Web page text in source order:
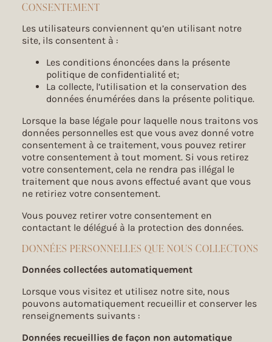
CONSENTEMENT
Les utilisateurs conviennent qu’en utilisant notre
site, ils consentent à :
Les conditions énoncées dans la présente
politique de confidentialité et;
La collecte, l’utilisation et la conservation des
données énumérées dans la présente politique.
Lorsque la base légale pour laquelle nous traitons vos
données personnelles est que vous avez donné votre
consentement à ce traitement, vous pouvez retirer
votre consentement à tout moment. Si vous retirez
votre consentement, cela ne rendra pas illégal le
traitement que nous avons effectué avant que vous
ne retiriez votre consentement.
Vous pouvez retirer votre consentement en
contactant le délégué à la protection des données.
DONNÉES PERSONNELLES QUE NOUS COLLECTONS
Données collectées automatiquement
Lorsque vous visitez et utilisez notre site, nous
pouvons automatiquement recueillir et conserver les
renseignements suivants :
Données recueillies de façon non automatique